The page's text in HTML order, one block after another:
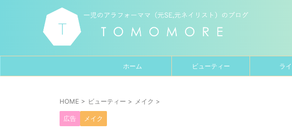
ホーム ビューティー ラ
HOME > ビューティー > メイク >
広告 メイク